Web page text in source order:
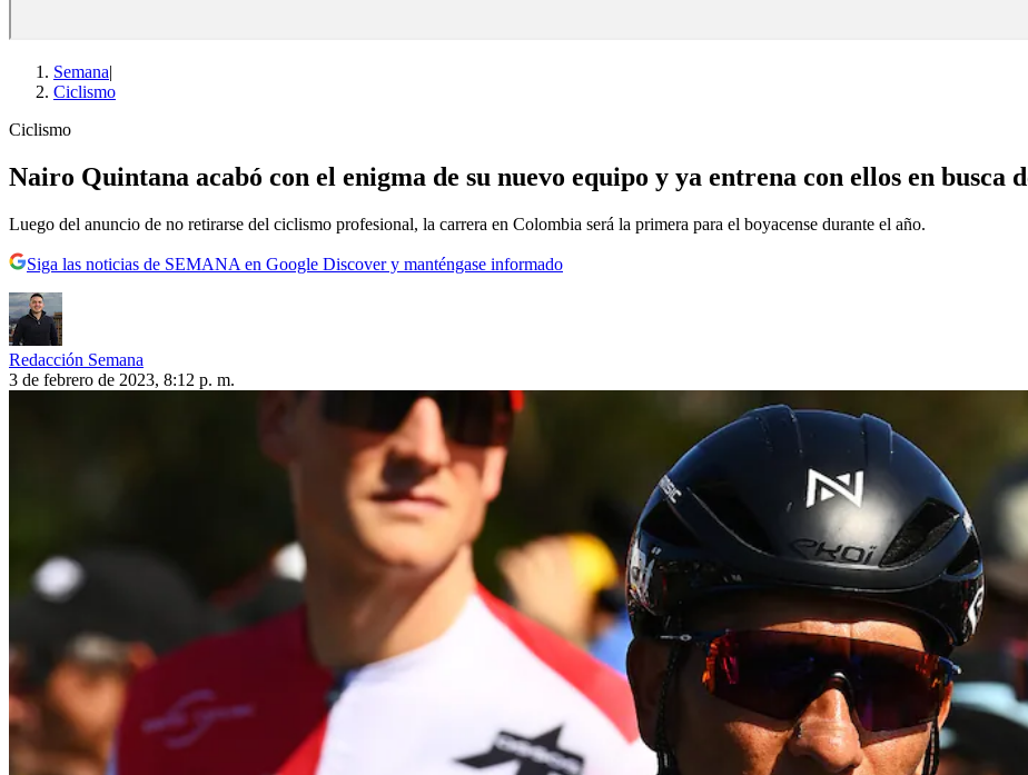
Semana|
Ciclismo
Ciclismo
Nairo Quintana acabó con el enigma de su nuevo equipo y ya entrena con ellos en busca
Luego del anuncio de no retirarse del ciclismo profesional, la carrera en Colombia será la primera para el boyacense durante el año.
Siga las noticias de SEMANA en Google Discover y manténgase informado
Redacción Semana
3 de febrero de 2023, 8:12 p. m.